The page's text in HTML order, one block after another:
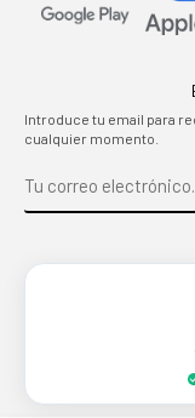
Introduce tu email para
cualquier momento.